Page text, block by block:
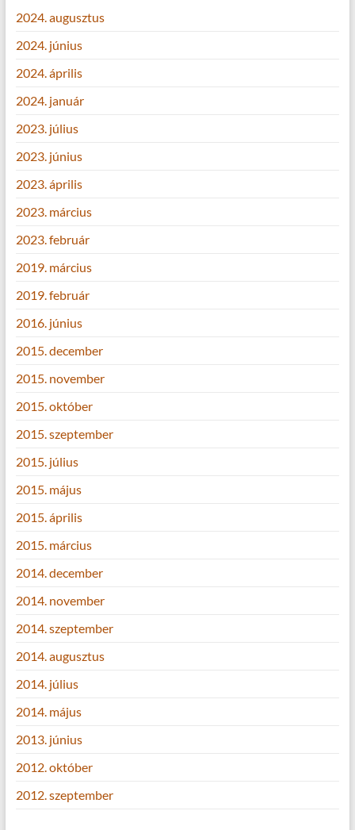
2024. augusztus
2024. június
2024. április
2024. január
2023. július
2023. június
2023. április
2023. március
2023. február
2019. március
2019. február
2016. június
2015. december
2015. november
2015. október
2015. szeptember
2015. július
2015. május
2015. április
2015. március
2014. december
2014. november
2014. szeptember
2014. augusztus
2014. július
2014. május
2013. június
2012. október
2012. szeptember